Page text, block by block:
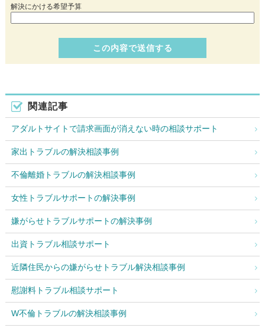
解決にかける希望予算
関連記事
アダルトサイトで請求画面が消えない時の相談サポート
家出トラブルの解決相談事例
不倫離婚トラブルの解決相談事例
女性トラブルサポートの解決事例
嫌がらせトラブルサポートの解決事例
出資トラブル相談サポート
近隣住民からの嫌がらせトラブル解決相談事例
慰謝料トラブル相談サポート
W不倫トラブルの解決相談事例